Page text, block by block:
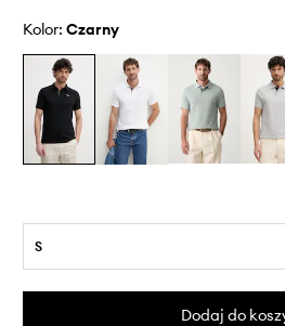
Kolor: czarny
S
Dodaj do